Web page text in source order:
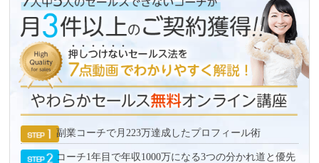
副業コーチで月223万達成したプロフィール術
コーチ1年目で年収1000万になる3つの分かれ道と優先